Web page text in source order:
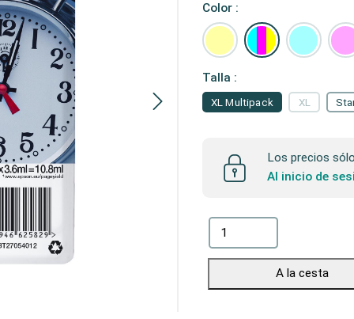
Color :
Talla :
XL Multipack XL
Los precios
Al inicio de
A la cesta